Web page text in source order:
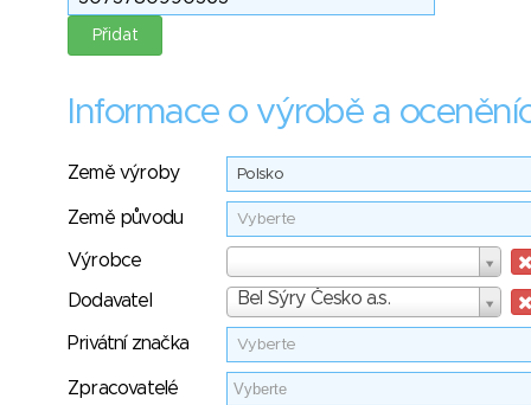
Informace o výrobě a
Země výroby Polsko
Země původu Vyberte
Výrobce
Dodavatel Bel Sýry Česko a.s.
Dodavatel
Privátní značka Vyberte
Zpracovatelé